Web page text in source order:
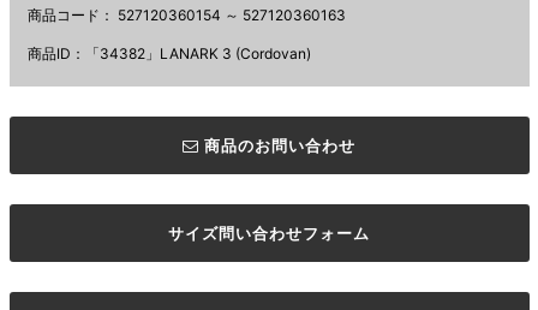
商品コード： 527120360154 ～ 527120360163
商品ID：「34382」LANARK 3 (Cordovan)
商品のお問い合わせ
サイズ問い合わせフォーム